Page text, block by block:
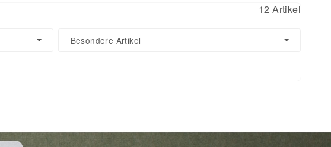
12 Artikel
Besondere Artikel